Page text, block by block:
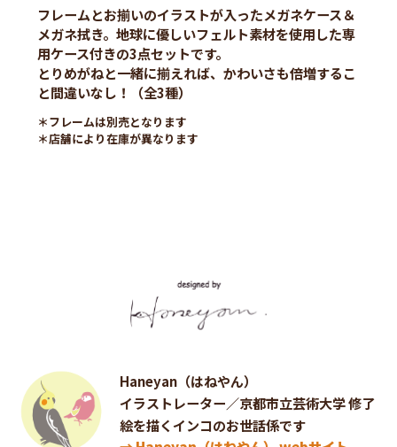
フレームとお揃いのイラストが入ったメガネケース＆
メガネ拭き。地球に優しいフェルト素材を使用した専
用ケース付きの3点セットです。
とりめがねと一緒に揃えれば、かわいさも倍増するこ
と間違いなし！（全3種）
＊フレームは別売となります
＊店舗により在庫が異なります
Haneyan（はねやん）
イラストレーター／京都市立芸術大学 修了
絵を描くインコのお世話係です